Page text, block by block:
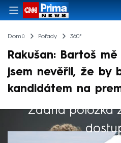
Domů Pořady 360°
Rakušan: Bartoš
jsem nevěřil, že by
kandidátem na
Žádná položka
Výběr redakce